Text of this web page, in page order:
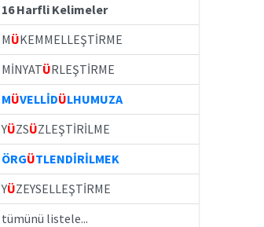
16 Harfli Kelimeler
MÜKEMMELLEŞTİRME
MİNYATÜRLEŞTİRME
MÜVELLİDÜLHUMUZA
YÜZSÜZLEŞTİRİLME
ÖRGÜTLENDİRİLMEK
YÜZEYSELLEŞTİRME
tümünü listele...